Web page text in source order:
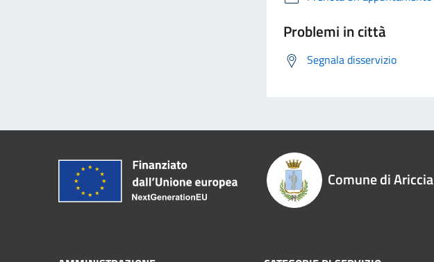
Problemi in città
Segnala disservizio
Comune di Ariccia